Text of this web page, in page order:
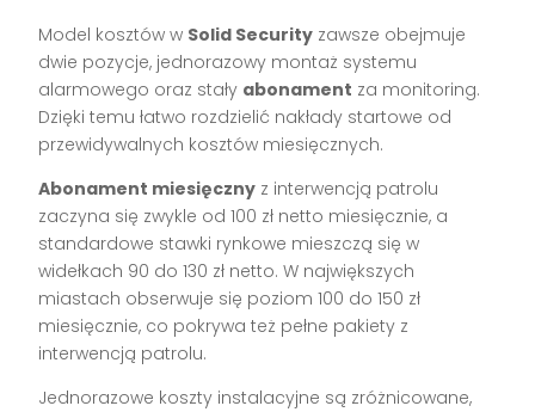
Model kosztów w Solid Security zawsze obejmuje
dwie pozycje, jednorazowy montaż systemu
alarmowego oraz stały abonament za monitoring.
Dzięki temu łatwo rozdzielić nakłady startowe od
przewidywalnych kosztów miesięcznych.
Abonament miesięczny z interwencją patrolu
zaczyna się zwykle od 100 zł netto miesięcznie, a
standardowe stawki rynkowe mieszczą się w
widełkach 90 do 130 zł netto. W największych
miastach obserwuje się poziom 100 do 150 zł
miesięcznie, co pokrywa też pełne pakiety z
interwencją patrolu.
Jednorazowe koszty instalacyjne są zróżnicowane,